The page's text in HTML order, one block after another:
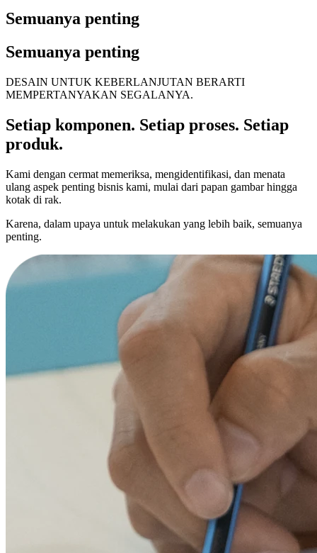
Semuanya penting
Semuanya penting
DESAIN UNTUK KEBERLANJUTAN BERARTI
MEMPERTANYAKAN SEGALANYA.
Setiap komponen. Setiap proses. Setiap
produk.
Kami dengan cermat memeriksa, mengidentifikasi, dan menata
ulang aspek penting bisnis kami, mulai dari papan gambar hingga
kotak di rak.
Karena, dalam upaya untuk melakukan yang lebih baik, semuanya
penting.